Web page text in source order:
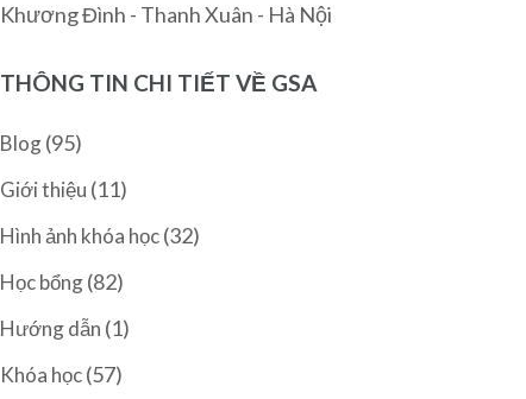
Khương Đình - Thanh Xuân - Hà Nội
THÔNG TIN CHI TIẾT VỀ GSA
Blog(95)
Giới thiệu (11)
Hình ảnh khóa học(32)
Học bổng(82)
Hướng dẫn (1)
Khóa học(57)